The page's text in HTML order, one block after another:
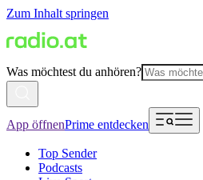
Zum Inhalt springen
Was möchtest du anhören?
App öffnenPrime entdecken
Top Sender
Podcasts